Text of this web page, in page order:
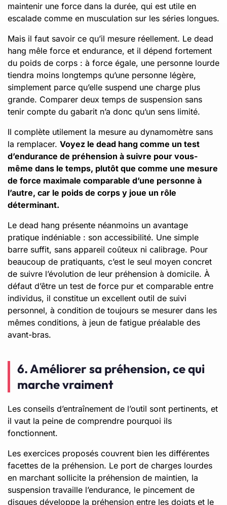
maintenir une force dans la durée, qui est utile en
escalade comme en musculation sur les séries longues.
Mais il faut savoir ce qu’il mesure réellement. Le dead
hang mêle force et endurance, et il dépend fortement
du poids de corps : à force égale, une personne lourde
tiendra moins longtemps qu’une personne légère,
simplement parce qu’elle suspend une charge plus
grande. Comparer deux temps de suspension sans
tenir compte du gabarit n’a donc qu’un sens limité.
Il complète utilement la mesure au dynamomètre sans
la remplacer. Voyez le dead hang comme un test
d’endurance de préhension à suivre pour vous-
même dans le temps, plutôt que comme une mesure
de force maximale comparable d’une personne à
l’autre, car le poids de corps y joue un rôle
déterminant.
Le dead hang présente néanmoins un avantage
pratique indéniable : son accessibilité. Une simple
barre suffit, sans appareil coûteux ni calibrage. Pour
beaucoup de pratiquants, c’est le seul moyen concret
de suivre l’évolution de leur préhension à domicile. À
défaut d’être un test de force pur et comparable entre
individus, il constitue un excellent outil de suivi
personnel, à condition de toujours se mesurer dans les
mêmes conditions, à jeun de fatigue préalable des
avant-bras.
6. Améliorer sa préhension, ce qui
marche vraiment
Les conseils d’entraînement de l’outil sont pertinents, et
il vaut la peine de comprendre pourquoi ils
fonctionnent.
Les exercices proposés couvrent bien les différentes
facettes de la préhension. Le port de charges lourdes
en marchant sollicite la préhension de maintien, la
suspension travaille l’endurance, le pincement de
disques développe la préhension entre les doigts et le